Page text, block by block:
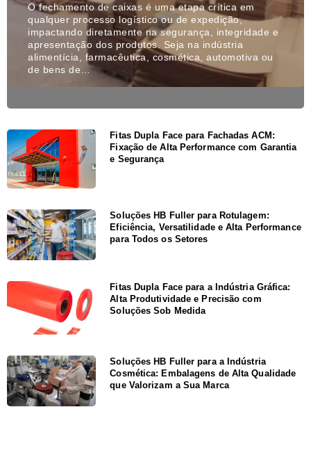
O fechamento de caixas é uma etapa crítica em
qualquer processo logístico ou de expedição,
impactando diretamente na segurança, integridade e
apresentação dos produtos. Seja na indústria
alimentícia, farmacêutica, cosmética, automotiva ou
de bens de…
Fitas Dupla Face para Fachadas ACM:
Fixação de Alta Performance com Garantia
e Segurança
Soluções HB Fuller para Rotulagem:
Eficiência, Versatilidade e Alta Performance
para Todos os Setores
Fitas Dupla Face para a Indústria Gráfica:
Alta Produtividade e Precisão com
Soluções Sob Medida
Soluções HB Fuller para a Indústria
Cosmética: Embalagens de Alta Qualidade
que Valorizam a Sua Marca